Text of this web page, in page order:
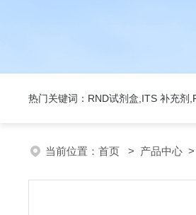
热门关键词：RND试剂盒,ITS 补充剂
当前位置： 首页 > 产品中心